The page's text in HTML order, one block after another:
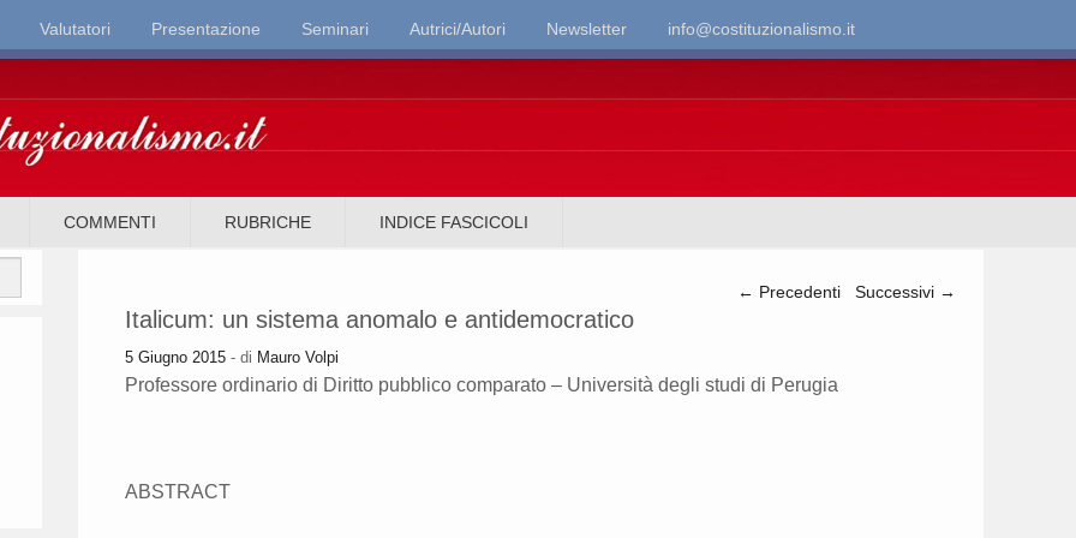
Valutatori Presentazione Seminari Autrici/Autori Newsletter info@costituzionalismo.it
COMMENTI RUBRICHE INDICE FASCICOLI
Navigazione articolo
← Precedenti Successivi →
Italicum: un sistema anomalo e antidemocratico
5 Giugno 2015 - di Mauro Volpi
Professore ordinario di Diritto pubblico comparato – Università degli studi di Perugia
ABSTRACT